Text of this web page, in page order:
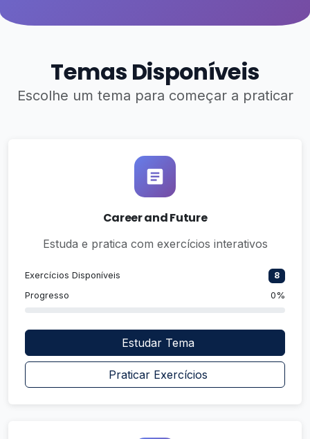
Temas Disponíveis
Escolhe um tema para começar a praticar
Career and Future
Estuda e pratica com exercícios interativos
Exercícios Disponíveis
8
Progresso
0%
Estudar Tema
Praticar Exercícios